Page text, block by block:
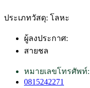
ประเภทวัสดุ: โลหะ
ผู้ลงประกาศ:
สายชล
หมายเลขโทรศัพท์:
0815242271